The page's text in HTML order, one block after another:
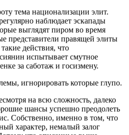
тема национализации элит.
наблюдает эскапады
выглядят пиром во время
представители правящей элиты
действия, что
испытывает смутное
за саботаж и госизмену.
игнорировать которые глупо.
на всю сложность, далеко
шансы успешно преодолеть
Собственно, именно в том, что
характер, немалый залог